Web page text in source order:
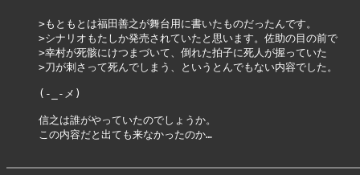
>もともとは福田善之が舞台用に書いたものだったんです。
>シナリオもたしか発売されていたと思います。佐助の目の前で
>幸村が死骸にけつまづいて、倒れた拍子に死人が握っていた
>刀が刺さって死んでしまう、というとんでもない内容でした。
(-_-メ)
信之は誰がやっていたのでしょうか。
この内容だと出ても来なかったのか…